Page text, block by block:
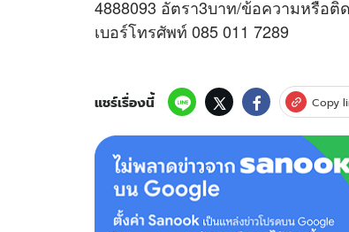
4888093 อัตรา3บาท/ข้อความหรือติ
เบอร์โทรศัพท์ 085 011 7289
แชร์เรื่องนี้ Copy